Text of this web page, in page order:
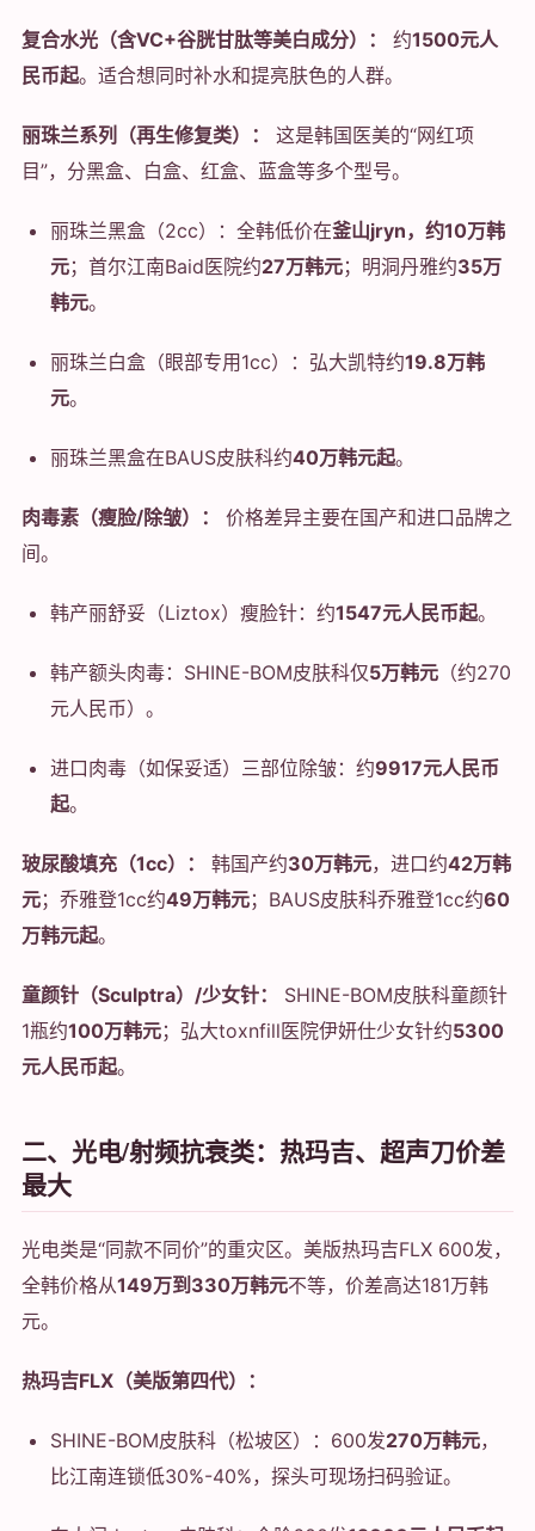
复合水光（含VC+谷胱甘肽等美白成分）： 约1500元人
民币起。适合想同时补水和提亮肤色的人群。
丽珠兰系列（再生修复类）：
这是韩国医美的“网红项
目”，分黑盒、白盒、红盒、蓝盒等多个型号。
丽珠兰黑盒（2cc）：全韩低价在釜山jryn，约10万韩
元；首尔江南Baid医院约27万韩元；明洞丹雅约35万
韩元。
丽珠兰白盒（眼部专用1cc）：弘大凯特约19.8万韩
元。
丽珠兰黑盒在BAUS皮肤科约40万韩元起。
肉毒素（瘦脸/除皱）：
价格差异主要在国产和进口品牌之
间。
韩产丽舒妥（Liztox）瘦脸针：约1547元人民币起。
韩产额头肉毒：SHINE-BOM皮肤科仅5万韩元 （约270
元人民币）。
进口肉毒（如保妥适）三部位除皱：约9917元人民币
起。
玻尿酸填充（1cc）： 韩国产约30万韩元，进口约42万韩
元；乔雅登1cc约49万韩元；BAUS皮肤科乔雅登1cc约60
万韩元起。
童颜针（Sculptra）/少女针：
SHINE-BOM皮肤科童颜针
1瓶约100万韩元；弘大toxnfill医院伊妍仕少女针约5300
元人民币起。
二、光电/射频抗衰类：热玛吉、超声刀价差
最大
光电类是“同款不同价”的重灾区。美版热玛吉FLX 600发，
全韩价格从149万到330万韩元不等，价差高达181万韩
元。
热玛吉FLX（美版第四代）：
SHINE-BOM皮肤科（松坡区）：600发270万韩元，
比江南连锁低30%-40%，探头可现场扫码验证。